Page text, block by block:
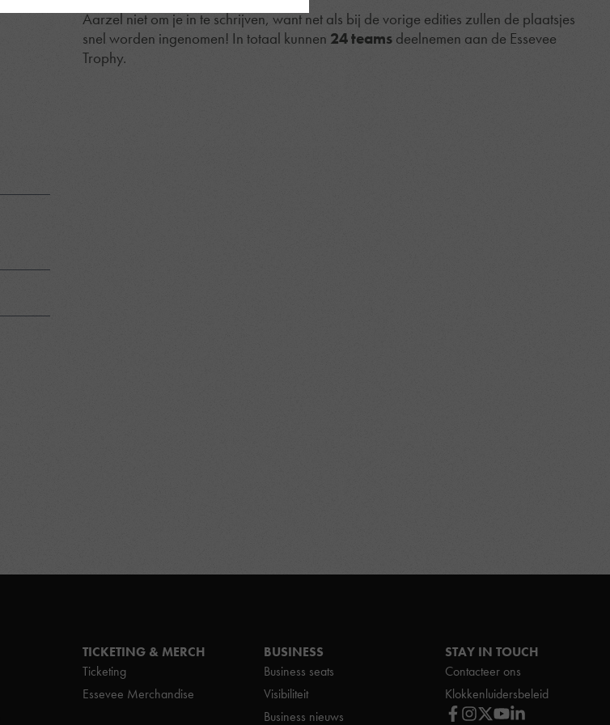
Aarzel niet om je in te schrijven, want net als bij de vorige edities zullen de plaatsjes
snel worden ingenomen! In totaal kunnen 24 teams deelnemen aan de Essevee
Trophy.
TICKETING & MERCH
Ticketing
Essevee Merchandise
BUSINESS
Business seats
Visibiliteit
Business nieuws
STAY IN TOUCH
Contacteer ons
Klokkenluidersbeleid